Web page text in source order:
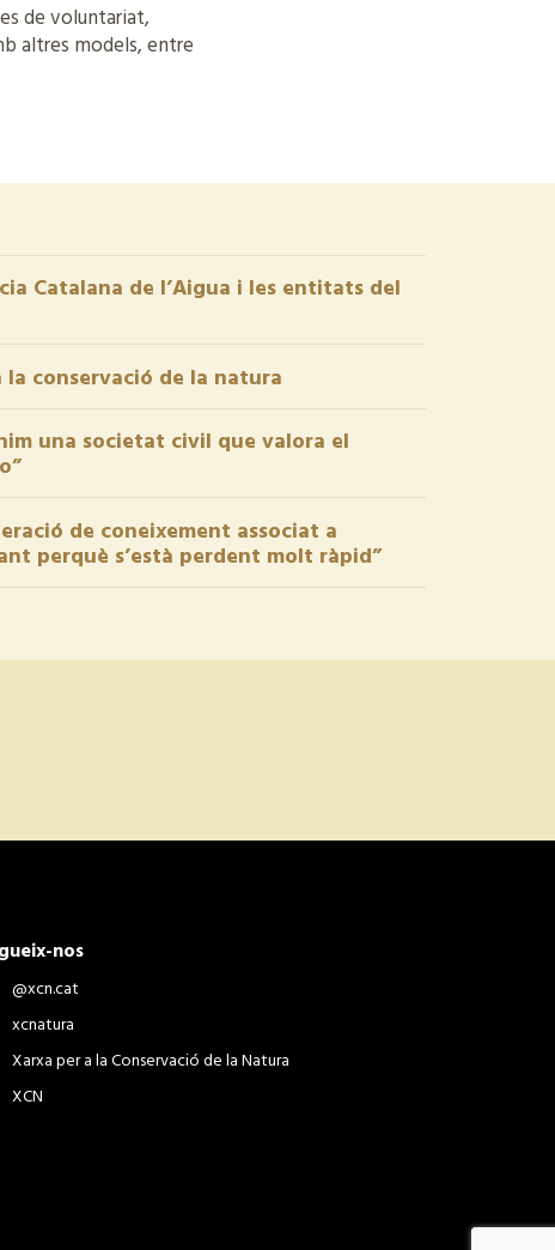
de voluntariat,
altres models, entre
Catalana de l’Aigua i les entitats del
la conservació de la natura
una societat civil que valora el
de coneixement associat a
perquè s’està perdent molt ràpid”
nos
@xcn.cat
xcnatura
Xarxa per a la Conservació de la Natura
XCN